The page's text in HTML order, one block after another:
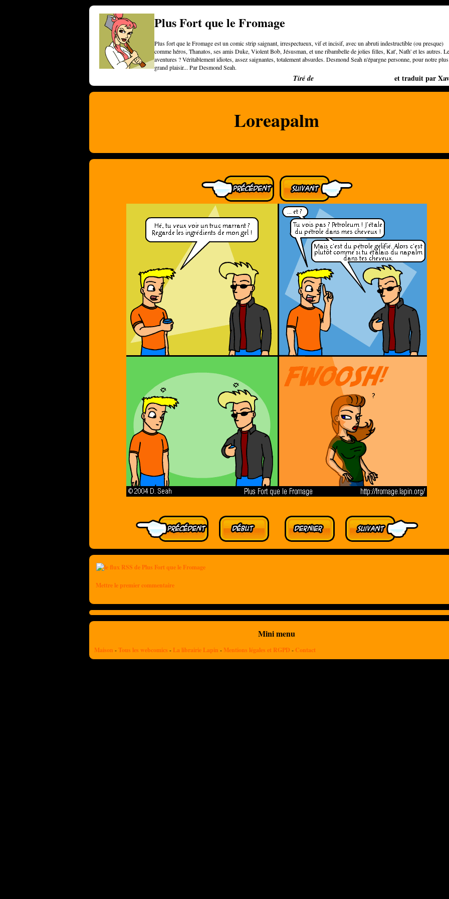
Plus Fort que le Fromage
Plus fort que le Fromage est un comic strip saignant, irrespectueux, vif et incisif, avec un abruti indestructible (ou presque)
comme héros, Thanatos, ses amis Duke, Violent Bob, Jésusman, et une ribambelle de jolies filles, Kat', Nath' et les autres.
aventures ? Véritablement idiotes, assez saignantes, totalement absurdes. Desmond Seah n'épargne personne, pour notre plus
grand plaisir... Par Desmond Seah.
Tiré de et traduit par
Loreapalm
Mettre le premier commentaire
Mini menu
Maison -Tous les webcomics - La librairie Lapin - Mentions légales et RGPD - Contact